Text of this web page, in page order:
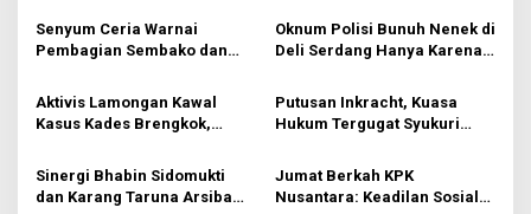
g
a
t
i
o
n
Senyum Ceria Warnai
Pembagian Sembako dan
Gresik
Oknum Polisi Bunuh Nenek di
Deli Serdang Hanya Karena
Aktivis Lamongan Kawal
Kasus Kades Brengkok,
Terima Resmi
Putusan Inkracht, Kuasa
Hukum Tergugat Syukuri
Sinergi Bhabin Sidomukti
dan Karang Taruna Arsiba
Jumat Berkah KPK
Nusantara: Keadilan Sosial